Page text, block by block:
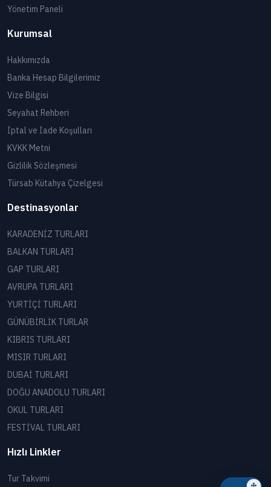
Yönetim Paneli
Kurumsal
Hakkımızda
Banka Hesap Bilgilerimiz
Vize Bilgisi
Seyahat Rehberi
İptal ve İade Koşulları
KVKK Metni
Gizlilik Sözleşmesi
Türsab Kütahya Çizelgesi
Destinasyonlar
KARADENİZ TURLARI
BALKAN TURLARI
GAP TURLARI
AVRUPA TURLARI
YURTİÇİ TURLARI
GÜNÜBİRLİK TURLAR
KIBRIS TURLARI
MISIR TURLARI
DUBAİ TURLARI
DOĞU ANADOLU TURLARI
OKUL TURLARI
FESTİVAL TURLARI
Hızlı Linkler
Tur Takvimi